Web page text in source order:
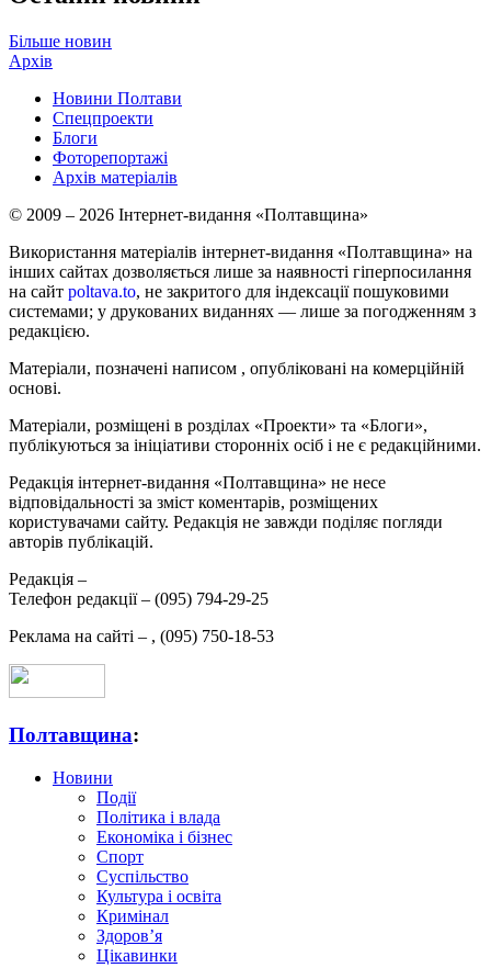
Більше новин
Архів
Новини Полтави
Спецпроекти
Блоги
Фоторепортажі
Архів матеріалів
© 2009 – 2026 Інтернет-видання «Полтавщина»
Використання матеріалів інтернет-видання «Полтавщина» на
інших сайтах дозволяється лише за наявності гіперпосилання
на сайт poltava.to, не закритого для індексації пошуковими
системами; у друкованих виданнях — лише за погодженням з
редакцією.
Матеріали, позначені написом , опубліковані на комерційній
основі.
Матеріали, розміщені в розділах «Проекти» та «Блоги»,
публікуються за ініціативи сторонніх осіб і не є редакційними.
Редакція інтернет-видання «Полтавщина» не несе
відповідальності за зміст коментарів, розміщених
користувачами сайту. Редакція не завжди поділяє погляди
авторів публікацій.
Редакція –
Телефон редакції – (095) 794-29-25
Реклама на сайті – , (095) 750-18-53
Полтавщина:
Новини
Події
Політика і влада
Економіка і бізнес
Спорт
Суспільство
Культура і освіта
Кримінал
Здоров’я
Цікавинки